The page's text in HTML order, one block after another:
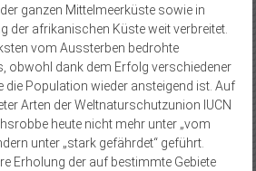
ganzen Mittelmeerküste sowie in
der afrikanischen Küste weit verbreitet.
vom Aussterben bedrohte
obwohl dank dem Erfolg verschiedener
Population wieder ansteigend ist. Auf
Arten der Weltnaturschutzunion IUCN
heute nicht mehr unter „vom
unter „stark gefährdet“ geführt.
Erholung der auf bestimmte Gebiete